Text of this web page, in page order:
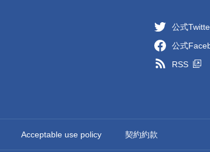
公式
公式
RSS
Acceptable use policy 契約約款